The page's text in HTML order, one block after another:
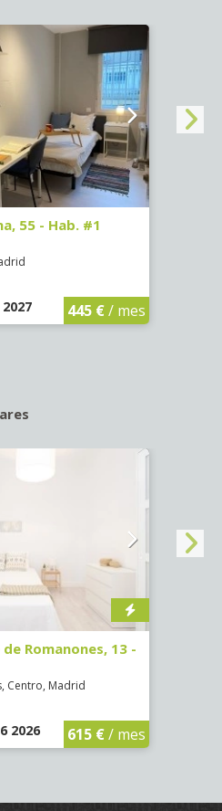
55 - Hab. #1
445 €/ mes
Romanones, 13 -
Centro, Madrid
2026 615 €/ mes